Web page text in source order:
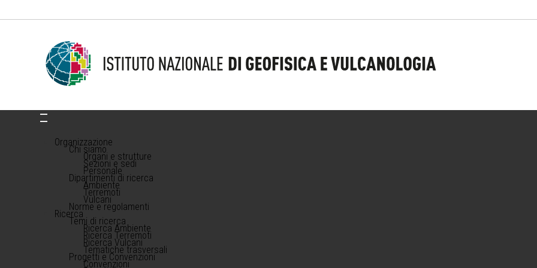
Organizzazione
Chi siamo
Organi e strutture
Sezioni e sedi
Personale
Dipartimenti di ricerca
Ambiente
Terremoti
Vulcani
Norme e regolamenti
Ricerca
Temi di ricerca
Ricerca Ambiente
Ricerca Terremoti
Ricerca Vulcani
Tematiche trasversali
Progetti e Convenzioni
Convenzioni